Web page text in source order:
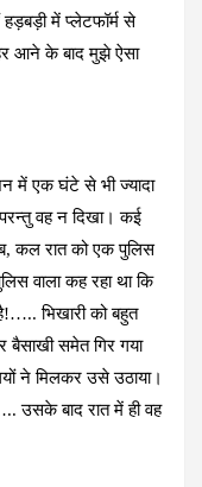
में प्लेटफॉर्म से
आने के बाद मुझे ऐसा
में एक घंटे से भी ज्यादा
वह न दिखा। कई
कल रात को एक पुलिस
वाला कह रहा था कि
भिखारी को बहुत
बैसाखी समेत गिर गया
ने मिलकर उसे उठाया।
उसके बाद रात में ही वह